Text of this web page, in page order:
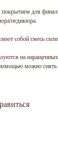
для
педикюра.
собой смесь
на наращенных
можно снять